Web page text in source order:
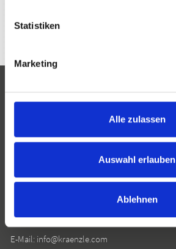
Statistiken
Marketing
Alle zulassen
Auswahl erlauben
Ablehnen
Rudolf-Diesel-Straße 20
Telefon:+49 7303 96 05 0
E-Mail: info@kraenzle.com